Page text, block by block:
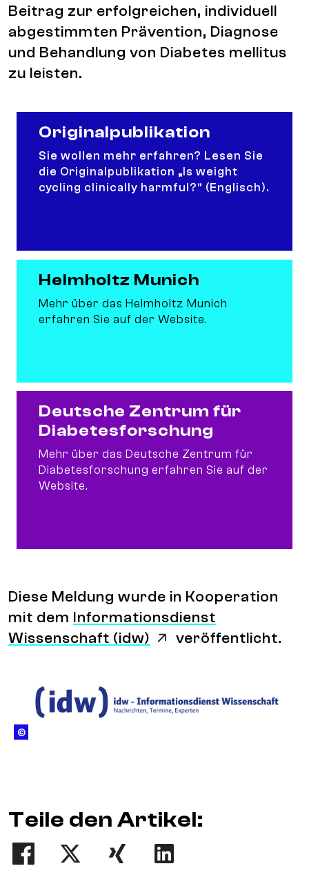
Beitrag zur erfolgreichen, individuell
abgestimmten Prävention, Diagnose
und Behandlung von Diabetes mellitus
zu leisten.
Originalpublikation
Sie wollen mehr erfahren? Lesen Sie
die Originalpublikation „Is weight
cycling clinically harmful?“ (Englisch).
Helmholtz Munich
Mehr über das Helmholtz Munich
erfahren Sie auf der Website.
Deutsche Zentrum für
Diabetesforschung
Mehr über das Deutsche Zentrum für
Diabetesforschung erfahren Sie auf der
Website.
Hinweis
Diese Meldung wurde in Kooperation
mit dem Informationsdienst
Wissenschaft (idw)
veröffentlicht.
© idw
Teile den Artikel:
Teilen Tweet Teilen Teilen